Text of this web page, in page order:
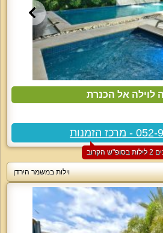
לוילה אל הכנרת
הזמנות
וילות במשמר הירדן